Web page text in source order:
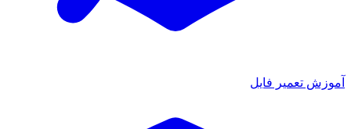
آموزش تعمیر فایل